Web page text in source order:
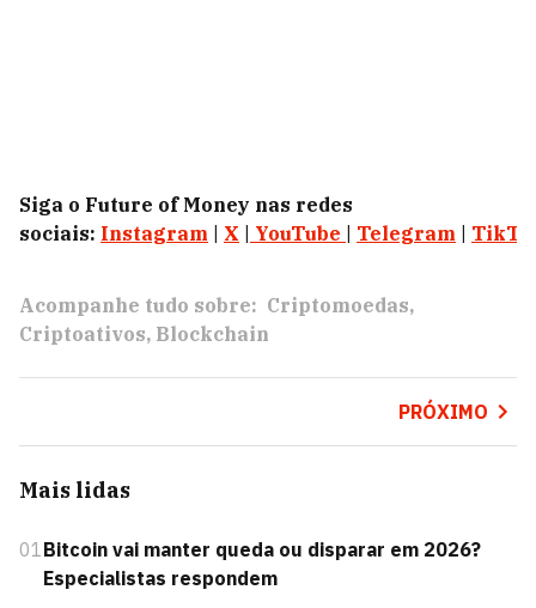
Siga o Future of Money nas redes
sociais: Instagram X YouTube Telegram
Acompanhe tudo sobre: Criptomoedas
Criptoativos Blockchain
PRÓXIMO
Mais lidas
01Bitcoin vai manter queda ou disparar em 2026?
Especialistas respondem